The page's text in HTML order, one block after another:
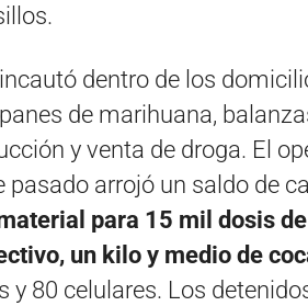
dentro de los
de marihuana,
y venta de droga. El
pasado arrojó un saldo de
para 15 mil dosis
un kilo y medio de
y 80 celulares. Los